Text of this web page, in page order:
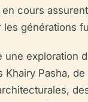
cours
les générations
une exploration
Khairy Pasha, de